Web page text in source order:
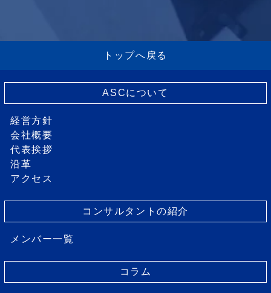
トップへ戻る
ASCについて
経営方針
会社概要
代表挨拶
沿革
アクセス
コンサルタントの紹介
メンバー一覧
コラム